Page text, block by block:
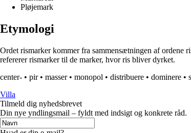
Pløjemark
Etymologi
Ordet rismarker kommer fra sammensætningen af ordene
refererer rismarker til de marker, hvor ris bliver dyrket.
center- • pir• masser• monopol • distribuere • dominere •
Villa
Tilmeld dig nyhedsbrevet
Din nye yndlingsmail – fyldt med indsigt og konkrete råd.